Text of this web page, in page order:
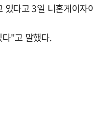
다고 3일 니혼게이자
"고 말했다.